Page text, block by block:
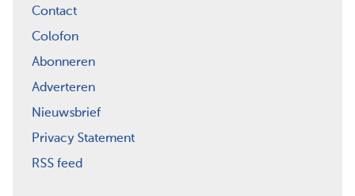
Contact
Colofon
Abonneren
Adverteren
Nieuwsbrief
Privacy Statement
RSS feed